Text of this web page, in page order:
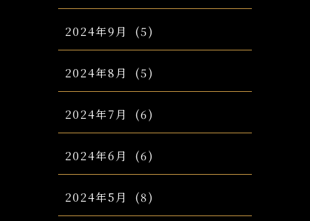
2024年9月 (5)
2024年8月 (5)
2024年7月 (6)
2024年6月 (6)
2024年5月 (8)